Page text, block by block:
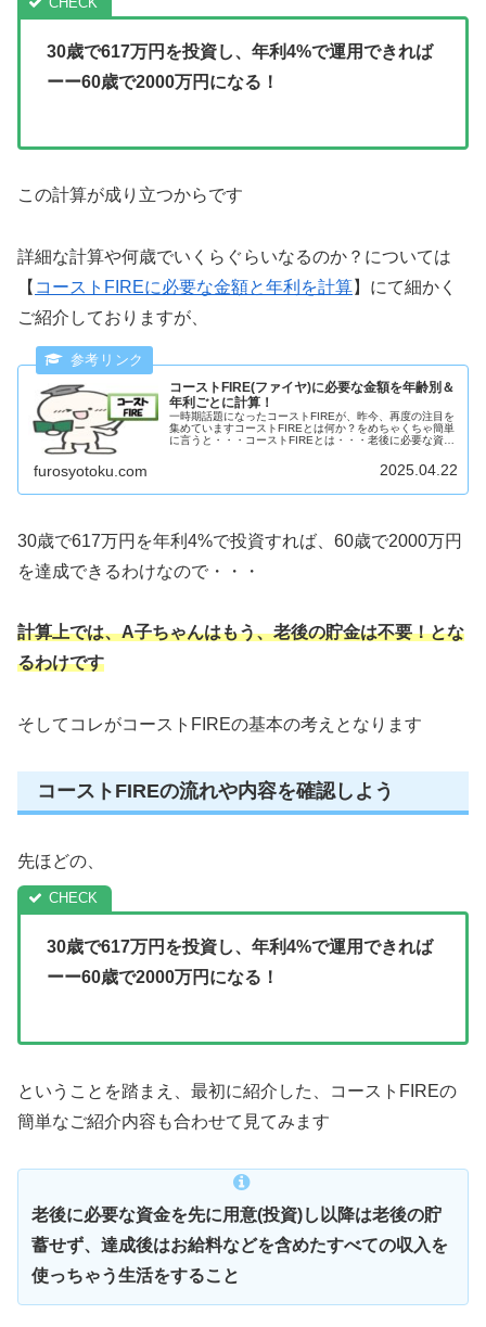
30歳で617万円を投資し、年利4%で運用できれば
ーー60歳で2000万円になる！
この計算が成り立つからです
詳細な計算や何歳でいくらぐらいなるのか？については
【 コーストFIREに必要な金額と年利を計算】にて細かく
ご紹介しておりますが、
コーストFIRE(ファイヤ)に必要な金額を年齢別＆
年利ごとに計算！
一時期話題になったコーストFIREが、昨今、再度の注目を
集めていますコーストFIREとは何か？をめちゃくちゃ簡単
に言うと・・・コーストFIREとは・・・老後に必要な資金
furosyotoku.com 2025.04.22
30歳で617万円を年利4%で投資すれば、60歳で2000万円
を達成できるわけなので・・・
計算上では、A子ちゃんはもう、老後の貯金は不要！とな
るわけです
そしてコレがコーストFIREの基本の考えとなります
コーストFIREの流れや内容を確認しよう
先ほどの、
30歳で617万円を投資し、年利4%で運用できれば
ーー60歳で2000万円になる！
ということを踏まえ、最初に紹介した、コーストFIREの
簡単なご紹介内容も合わせて見てみます
老後に必要な資金を先に用意(投資)し以降は老後の貯
蓄せず、達成後はお給料などを含めたすべての収入を
使っちゃう生活をすること